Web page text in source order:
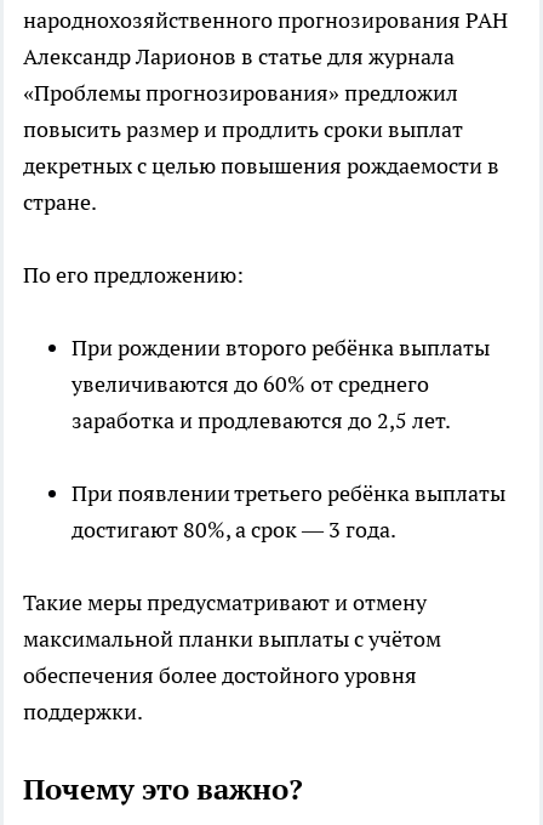
народнохозяйственного прогнозирования РАН
Александр Ларионов в статье для журнала
«Проблемы прогнозирования» предложил
повысить размер и продлить сроки выплат
декретных с целью повышения рождаемости в
стране.
По его предложению:
При рождении второго ребёнка выплаты
увеличиваются до 60% от среднего
заработка и продлеваются до 2,5 лет.
При появлении третьего ребёнка выплаты
достигают 80%, а срок — 3 года.
Такие меры предусматривают и отмену
максимальной планки выплаты с учётом
обеспечения более достойного уровня
поддержки.
Почему это важно?